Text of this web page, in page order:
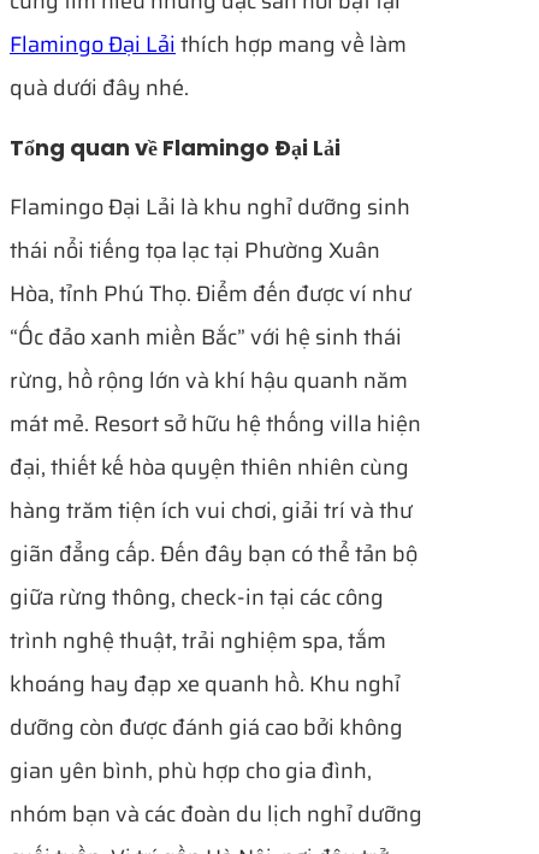
Flamingo Đại Lảithích hợp mang về làm
quà dưới đây nhé.
Tổng quan về Flamingo Đại Lải
Flamingo Đại Lải là khu nghỉ dưỡng sinh
thái nổi tiếng tọa lạc tại Phường Xuân
Hòa, tỉnh Phú Thọ. Điểm đến được ví như
“Ốc đảo xanh miền Bắc” với hệ sinh thái
rừng, hồ rộng lớn và khí hậu quanh năm
mát mẻ. Resort sở hữu hệ thống villa hiện
đại, thiết kế hòa quyện thiên nhiên cùng
hàng trăm tiện ích vui chơi, giải trí và thư
giãn đẳng cấp. Đến đây bạn có thể tản bộ
giữa rừng thông, check-in tại các công
trình nghệ thuật, trải nghiệm spa, tắm
khoáng hay đạp xe quanh hồ. Khu nghỉ
dưỡng còn được đánh giá cao bởi không
gian yên bình, phù hợp cho gia đình,
nhóm bạn và các đoàn du lịch nghỉ dưỡng